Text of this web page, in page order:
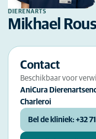
DIERENARTS
Mikhael
Contact
Beschikbaar voor
AniCura
Charleroi
Bel de kliniek: +32